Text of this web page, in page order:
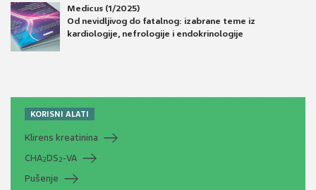
Medicus (1/2025)
Od nevidljivog do fatalnog: izabrane teme iz
kardiologije, nefrologije i endokrinologije
KORISNI ALATI
Klirens kreatinina
CHA2DS2-VA
Pušenje